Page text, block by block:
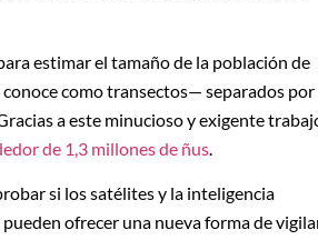
estimar el tamaño de la población de
como transectos— separados por
a este minucioso y exigente
de 1,3 millones de ñus.
si los satélites y la inteligencia
ofrecer una nueva forma de